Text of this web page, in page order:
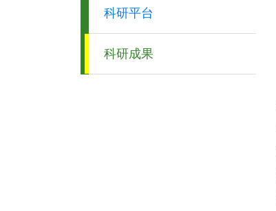
科研平台
科研成果